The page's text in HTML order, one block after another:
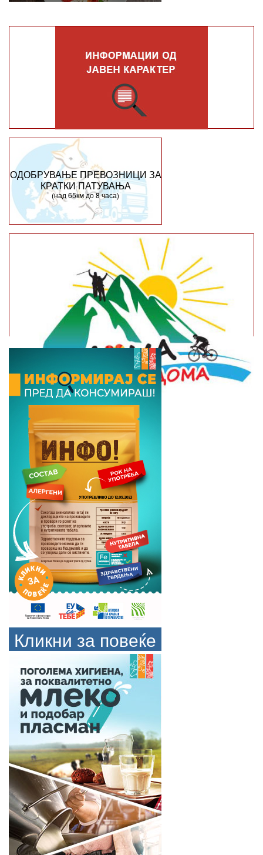
ОДОБРУВАЊЕ ПРЕВОЗНИЦИ ЗА
КРАТКИ ПАТУВАЊА
(над 65км до 8 часа)
Кликни за повеќе